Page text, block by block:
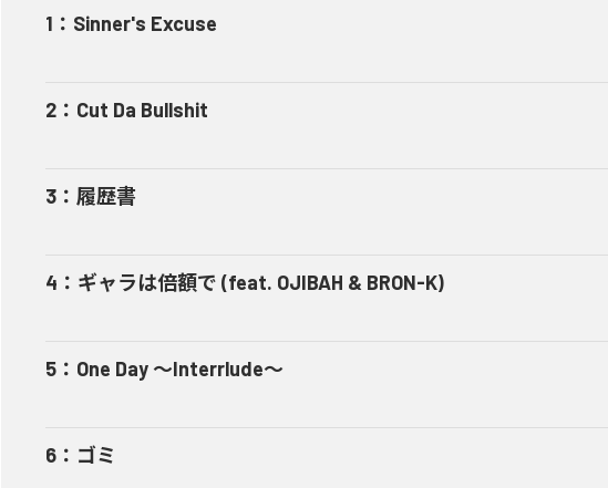
1 ： Sinner's Excuse
2 ： Cut Da Bullshit
3 ： 履歴書
4 ： ギャラは倍額で (feat. OJIBAH & BRON-K)
5 ： One Day ～Interrlude～
6 ： ゴミ